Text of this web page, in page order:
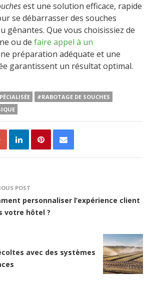
est une solution efficace, rapide
se débarrasser des souches
gênantes. Que vous choisissiez de
ou de faire appel à un
préparation adéquate et une
garantissent un résultat optimal.
#RABOTAGE DE SOUCHES
POST
personnaliser l’expérience client
votre hôtel ?
avec des systèmes